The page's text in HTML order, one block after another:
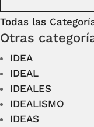
Todas las
Otras
IDEA
IDEAL
IDEALES
IDEALISMO
IDEAS